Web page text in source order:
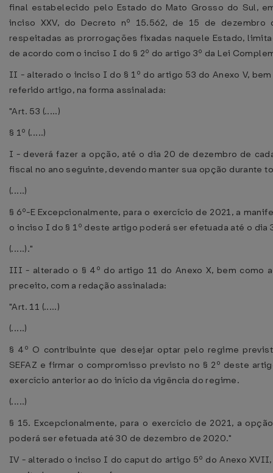
final estabelecido pelo Estado do Mato Grosso do Sul,
inciso XXV, do Decreto nº 15.562, de 15 de dezembro
respeitadas as prorrogações fixadas naquele Estado,
de acordo com o inciso I do § 2º do artigo 3º da Lei
II - alterado o inciso I do § 1º do artigo 53 do Anexo V,
referido artigo, na forma assinalada:
"Art. 53 (.....)
§ 1º (.....)
I - deverá fazer a opção, até o dia 20 de dezembro de
fiscal no ano seguinte, devendo manter sua opção durante
(.....)
§ 6º-E Excepcionalmente, para o exercício de 2021, a
o inciso I do § 1º deste artigo poderá ser efetuada até o dia
(.....)."
III - alterado o § 4º do artigo 11 do Anexo X, bem como
preceito, com a redação assinalada:
"Art. 11 (.....)
(.....)
§ 4º O contribuinte que desejar optar pelo regime
SEFAZ e firmar o compromisso previsto no § 2º deste
exercício anterior ao do início da vigência do regime.
(.....)
§ 15. Excepcionalmente, para o exercício de 2021, a
poderá ser efetuada até 30 de dezembro de 2020."
IV - alterado o inciso I do caput do artigo 5º do Anexo